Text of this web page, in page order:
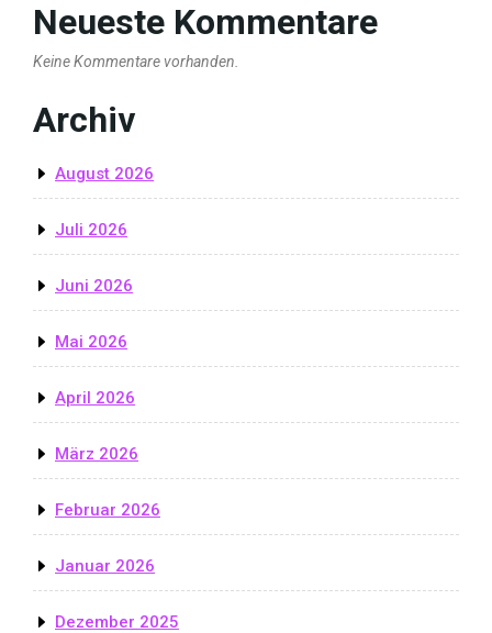
Neueste Kommentare
Keine Kommentare vorhanden.
Archiv
August 2026
Juli 2026
Juni 2026
Mai 2026
April 2026
März 2026
Februar 2026
Januar 2026
Dezember 2025